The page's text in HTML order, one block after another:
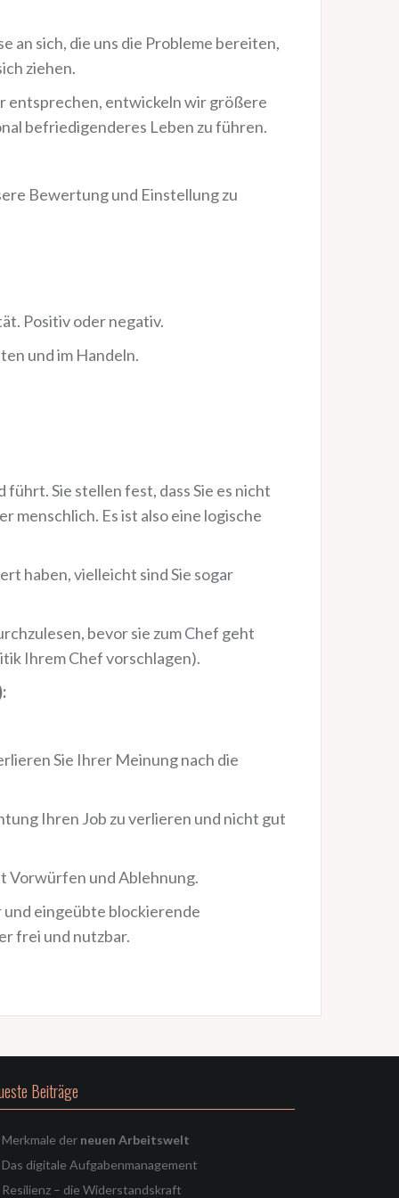
an sich, die uns die Probleme bereiten,
ziehen.
entsprechen, entwickeln wir größere
befriedigenderes Leben zu führen.
Bewertung und Einstellung zu
Positiv oder negativ.
und im Handeln.
Sie stellen fest, dass Sie es nicht
menschlich. Es ist also eine logische
haben, vielleicht sind Sie sogar
bevor sie zum Chef geht
Ihrem Chef vorschlagen).
Sie Ihrer Meinung nach die
Ihren Job zu verlieren und nicht gut
Vorwürfen und Ablehnung.
eingeübte blockierende
frei und nutzbar.
Beiträge
Merkmale der neuen Arbeitswelt
Das digitale Aufgabenmanagement
Resilienz – die Widerstandskraft